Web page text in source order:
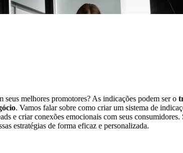
seus melhores promotores? As indicações podem ser o
. Vamos falar sobre como criar um sistema de
e criar conexões emocionais com seus
estratégias de forma eficaz e personalizada.